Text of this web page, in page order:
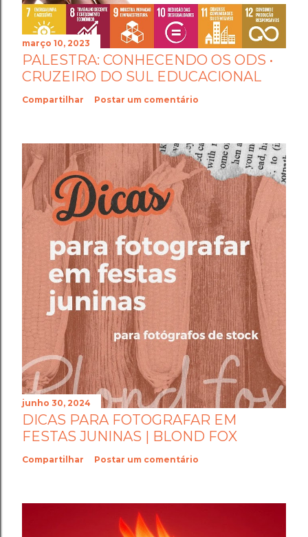
março 10, 2023
PALESTRA: CONHECENDO OS ODS •
CRUZEIRO DO SUL EDUCACIONAL
Compartilhar Postar um comentário
junho 30, 2024
DICAS PARA FOTOGRAFAR EM
FESTAS JUNINAS | BLOND FOX
Compartilhar Postar um comentário